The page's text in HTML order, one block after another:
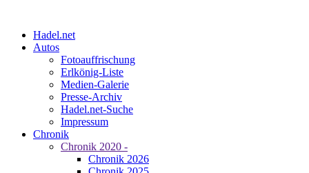
Hadel.net
Autos
Fotoauffrischung
Erlkönig-Liste
Medien-Galerie
Presse-Archiv
Hadel.net-Suche
Impressum
Chronik
Chronik 2020 -
Chronik 2026